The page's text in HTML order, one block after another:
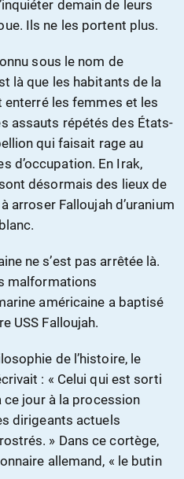
demain de leurs
Ils ne les portent plus.
sous le nom de
là que les habitants de la
les femmes et les
assauts répétés des États-
qui faisait rage au
d’occupation. En Irak,
désormais des lieux de
arroser Falloujah d’uranium
ne s’est pas arrêtée là.
malformations
américaine a baptisé
USS Falloujah.
de l’histoire, le
: « Celui qui est sorti
ce jour à la procession
dirigeants actuels
» Dans ce cortège,
allemand, « le butin